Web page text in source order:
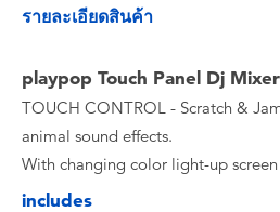
กล่องสุ่ม
ตัวละครเพี่อการสะสม
แกดเจ็ต
รายละเอียดสินค้า
playpop Touch Panel Dj Mixer
TOUCH CONTROL - Scratch &
animal sound effects.
With changing color light-up
includes